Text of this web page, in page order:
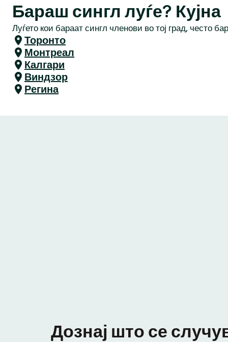
Бараш сингл луѓе? Кујна
Луѓето кои бараат сингл членови во тој град, често
Торонто
Монтреал
Калгари
Виндзор
Регина
Дознај што се